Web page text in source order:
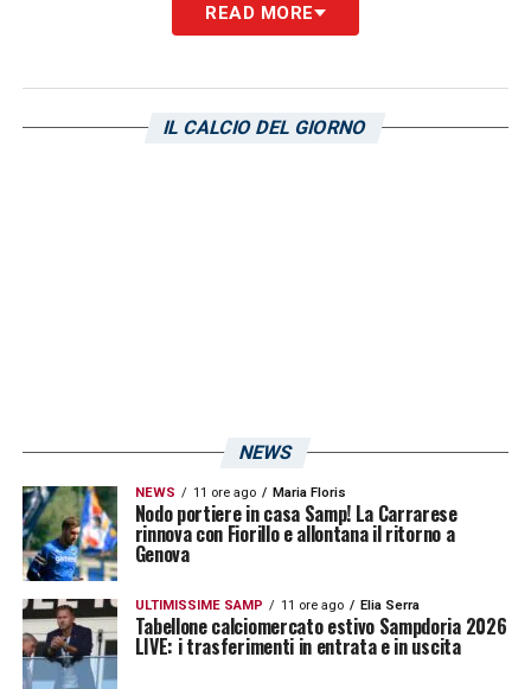
LEGGI ANCHE:Pierini Sampdoria, resta
READ MORE
IL CALCIO DEL GIORNO
NEWS
NEWS 11 ore ago Maria Floris
Nodo portiere in casa Samp! La Carrarese
rinnova con Fiorillo e allontana il ritorno a
Genova
ULTIMISSIME SAMP 11 ore ago Elia Serra
Tabellone calciomercato estivo Sampdoria 2026
LIVE: i trasferimenti in entrata e in uscita